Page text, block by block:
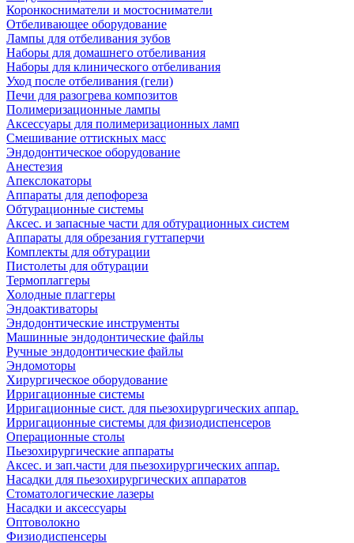
Коронкосниматели и мостосниматели
Отбеливающее оборудование
Лампы для отбеливания зубов
Наборы для домашнего отбеливания
Наборы для клинического отбеливания
Уход после отбеливания (гели)
Печи для разогрева композитов
Полимеризационные лампы
Аксессуары для полимеризационных ламп
Смешивание оттискных масс
Эндодонтическое оборудование
Анестезия
Апекслокаторы
Аппараты для депофореза
Обтурационные системы
Аксес. и запасные части для обтурационных систем
Аппараты для обрезания гуттаперчи
Комплекты для обтурации
Пистолеты для обтурации
Термоплаггеры
Холодные плаггеры
Эндоактиваторы
Эндодонтические инструменты
Машинные эндодонтические файлы
Ручные эндодонтические файлы
Эндомоторы
Хирургическое оборудование
Ирригационные системы
Ирригационные сист. для пьезохирургических аппар.
Ирригационные системы для физиодиспенсеров
Операционные столы
Пьезохирургические аппараты
Аксес. и зап.части для пьезохирургических аппар.
Насадки для пьезохирургических аппаратов
Стоматологические лазеры
Насадки и аксессуары
Оптоволокно
Физиодиспенсеры